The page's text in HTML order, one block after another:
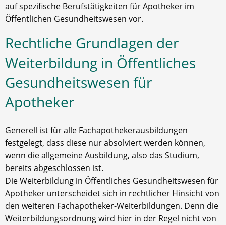
auf spezifische Berufstätigkeiten für Apotheker im
Öffentlichen Gesundheitswesen vor.
Rechtliche Grundlagen der
Weiterbildung in Öffentliches
Gesundheitswesen für
Apotheker
Generell ist für alle Fachapothekerausbildungen
festgelegt, dass diese nur absolviert werden können,
wenn die allgemeine Ausbildung, also das Studium,
bereits abgeschlossen ist.
Die Weiterbildung in Öffentliches Gesundheitswesen für
Apotheker unterscheidet sich in rechtlicher Hinsicht von
den weiteren Fachapotheker-Weiterbildungen. Denn die
Weiterbildungsordnung wird hier in der Regel nicht von